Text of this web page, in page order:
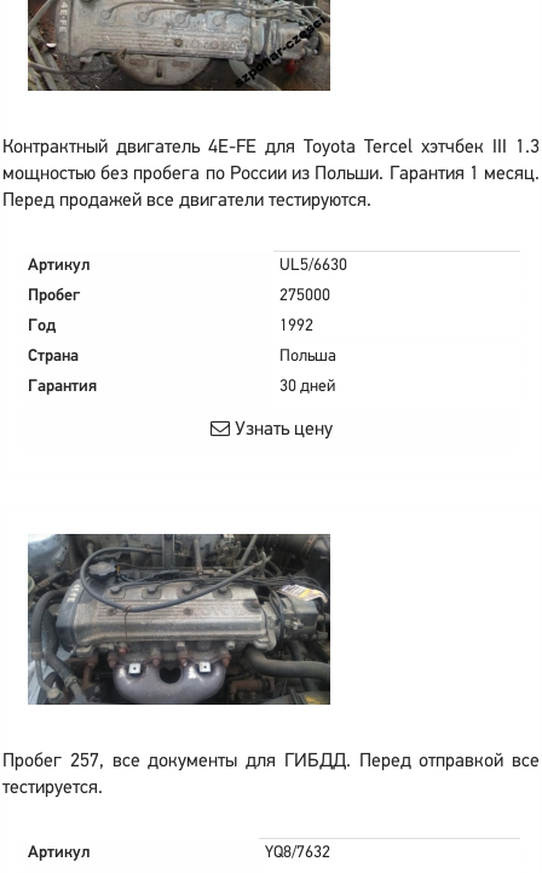
Контрактный двигатель 4E-FE для Toyota Tercel хэтчбек III 1.3
мощностью без пробега по России из Польши. Гарантия 1 месяц.
Перед продажей все двигатели тестируются.
Артикул
UL5/6630
Пробег
275000
Год
1992
Страна
Польша
Гарантия
30 дней
Узнать цену
Пробег 257, все документы для ГИБДД. Перед отправкой все
тестируется.
Артикул
YQ8/7632